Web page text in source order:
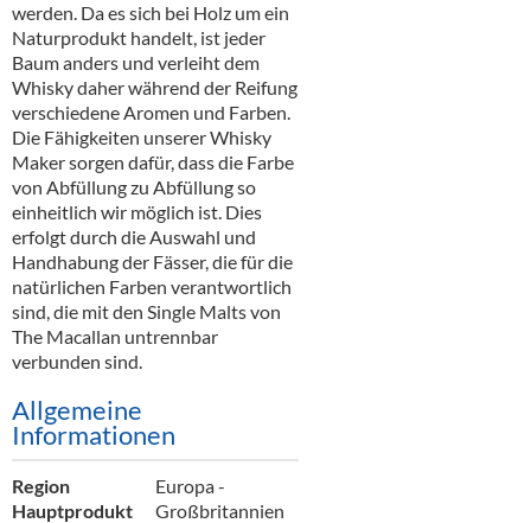
werden. Da es sich bei Holz um ein
Naturprodukt handelt, ist jeder
Baum anders und verleiht dem
Whisky daher während der Reifung
verschiedene Aromen und Farben.
Die Fähigkeiten unserer Whisky
Maker sorgen dafür, dass die Farbe
von Abfüllung zu Abfüllung so
einheitlich wir möglich ist. Dies
erfolgt durch die Auswahl und
Handhabung der Fässer, die für die
natürlichen Farben verantwortlich
sind, die mit den Single Malts von
The Macallan untrennbar
verbunden sind.
Allgemeine
Informationen
Region
Europa -
Großbritannien
Hauptprodukt